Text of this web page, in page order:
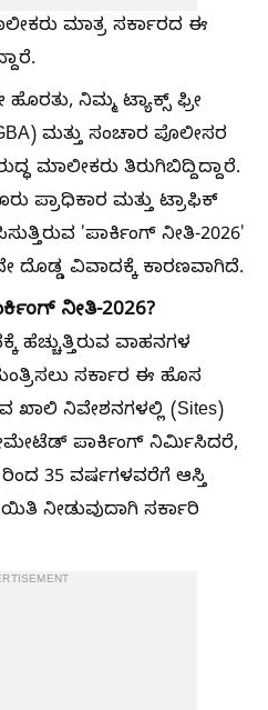
ಮಾತ್ರ ಸರ್ಕಾರದ ಈ
ನಿಮ್ಮ ಟ್ಯಾಕ್ಸ್ ಫ್ರೀ
ಮತ್ತು ಸಂಚಾರ ಪೊಲೀಸರ
ಮಾಲೀಕರು ತಿರುಗಿಬಿದ್ದಿದ್ದಾರೆ.
ಪ್ರಾಧಿಕಾರ ಮತ್ತು ಟ್ರಾಫಿಕ್
'ಪಾರ್ಕಿಂಗ್ ನೀತಿ-2026'
ದೊಡ್ಡ ವಿವಾದಕ್ಕೆ ಕಾರಣವಾಗಿದೆ.
ನೀತಿ-2026?
ಹೆಚ್ಚುತ್ತಿರುವ ವಾಹನಗಳ
ಸರ್ಕಾರ ಈ ಹೊಸ
ಖಾಲಿ ನಿವೇಶನಗಳಲ್ಲಿ (Sites)
ಪಾರ್ಕಿಂಗ್ ನಿರ್ಮಿಸಿದರೆ,
35 ವರ್ಷಗಳವರೆಗೆ ಆಸ್ತಿ
ನೀಡುವುದಾಗಿ ಸರ್ಕಾರಿ